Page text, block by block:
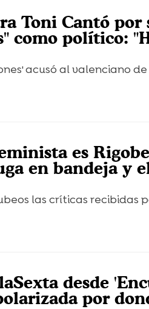
Toni Cantó por
como político:
acusó al valenciano
es
en bandeja y
las críticas recibidas
desde
por